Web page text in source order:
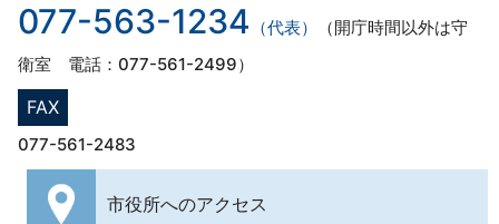
077-563-1234 （代表）
（開庁時間以外は守
衛室 電話：077-561-2499）
FAX
077-561-2483
市役所へのアクセス